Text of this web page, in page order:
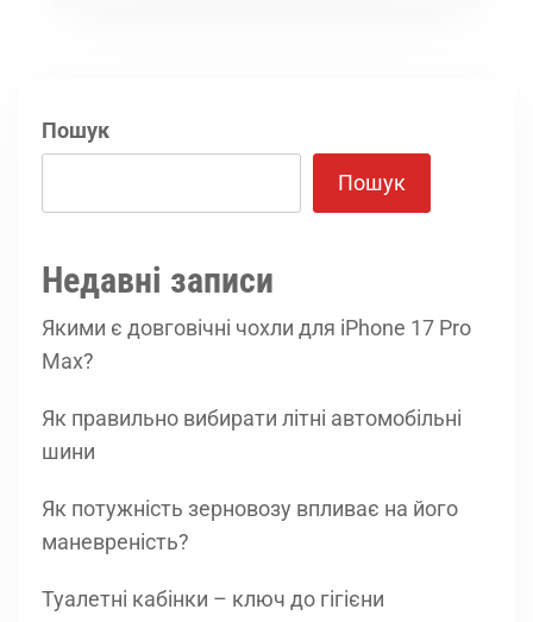
Пошук
Пошук
Недавні записи
Якими є довговічні чохли для iPhone 17 Pro
Max?
Як правильно вибирати літні автомобільні
шини
Як потужність зерновозу впливає на його
маневреність?
Туалетні кабінки – ключ до гігієни